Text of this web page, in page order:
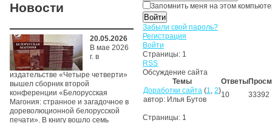
Новости
20.05.2026
В мае 2026
г. в
издательстве «Четыре четверти»
вышел сборник второй
конференции «Белорусская
Магония: странное и загадочное в
дореволюционной белорусской
печати». В книгу вошло семь
Запомнить меня на этом
Забыли свой пароль?
Регистрация
Войти
Страницы: 1
RSS
Обсуждение сайта
Темы
Ответы
Доработки сайта (1, 2)
автор: Илья Бутов
10 33392
Страницы: 1